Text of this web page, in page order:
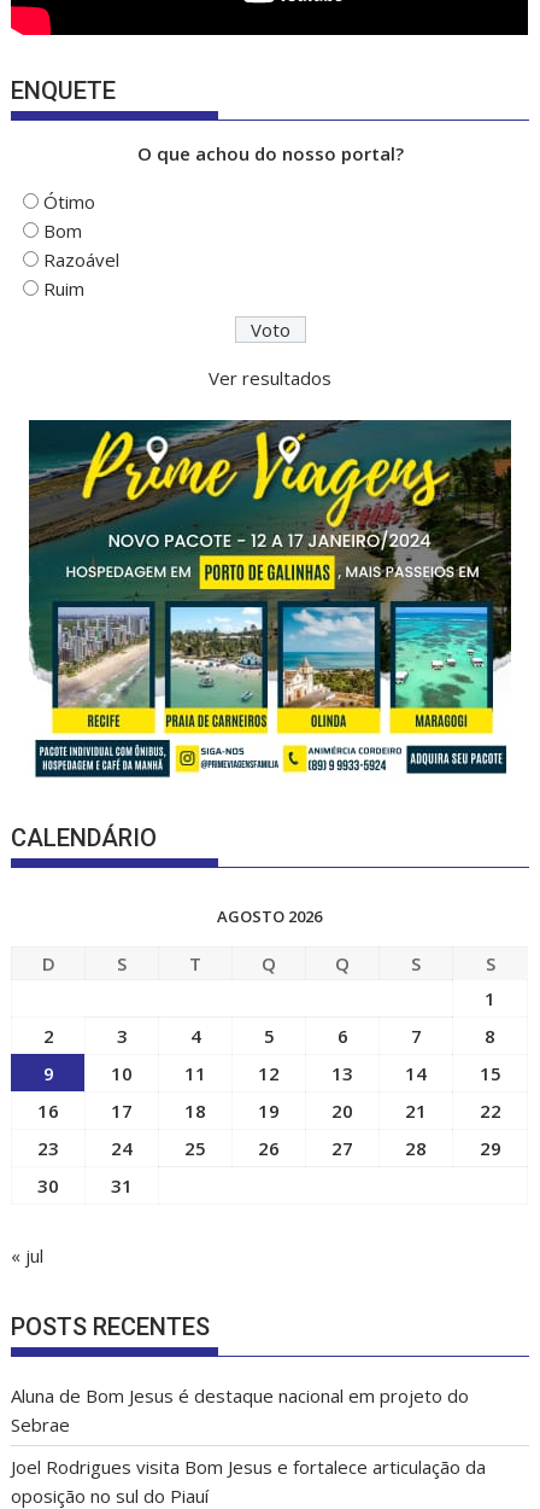
ENQUETE
O que achou do nosso portal?
Ótimo
Bom
Razoável
Ruim
Ver resultados
CALENDÁRIO
AGOSTO 2026
D S T Q Q S
S
1
2
3 4 5 6 7
8
9
10 11 12 13 14
15
16
17 18 19 20 21
22
23
24 25 26 27 28
29
30
31
« jul
POSTS RECENTES
Aluna de Bom Jesus é destaque nacional em projeto do
Sebrae
Joel Rodrigues visita Bom Jesus e fortalece articulação da
oposição no sul do Piauí